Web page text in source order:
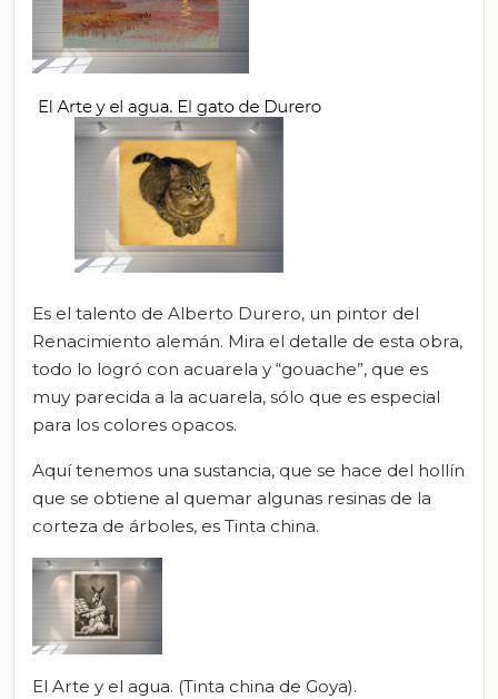
Es el talento de Alberto Durero, un pintor del
Renacimiento alemán. Mira el detalle de esta obra,
todo lo logró con acuarela y “gouache”, que es
muy parecida a la acuarela, sólo que es especial
para los colores opacos.
Aquí tenemos una sustancia, que se hace del hollín
que se obtiene al quemar algunas resinas de la
corteza de árboles, es Tinta china.
El Arte y el agua. (Tinta china de Goya).